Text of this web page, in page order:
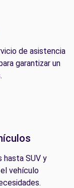
de asistencia
garantizar un
hasta SUV y
vehículo